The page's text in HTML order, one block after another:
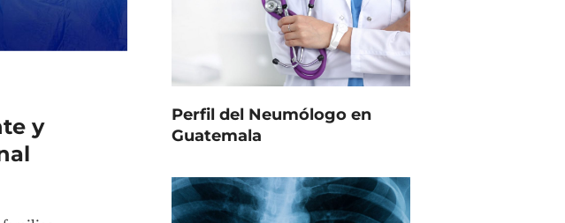
y
Perfil del Neumólogo en
Guatemala